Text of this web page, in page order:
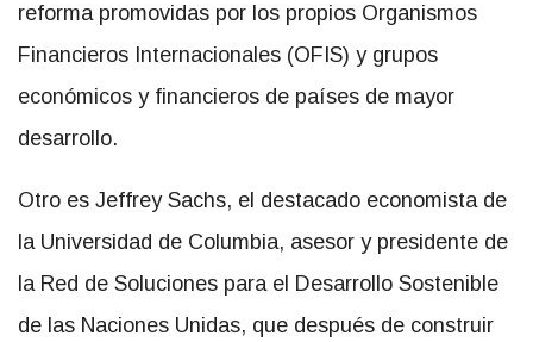
reforma promovidas por los propios Organismos
Financieros Internacionales (OFIS) y grupos
económicos y financieros de países de mayor
desarrollo.
Otro es Jeffrey Sachs, el destacado economista de
la Universidad de Columbia, asesor y presidente de
la Red de Soluciones para el Desarrollo Sostenible
de las Naciones Unidas, que después de construir